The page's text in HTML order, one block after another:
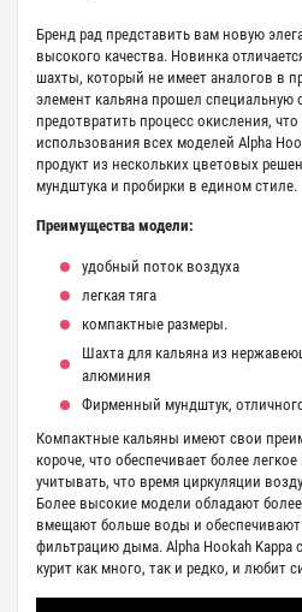
Бренд рад представить вам новую
высокого качества. Новинка
шахты, который не имеет аналогов в
элемент кальяна прошел специальную
предотвратить процесс окисления,
использования всех моделей Alpha
продукт из нескольких цветовых
мундштука и пробирки в едином стиле.
Преимущества модели:
удобный поток воздуха
легкая тяга
компактные размеры.
Шахта для кальяна из
алюминия
Фирменный мундштук,
Компактные кальяны имеют свои
короче, что обеспечивает более
учитывать, что время циркуляции
Более высокие модели обладают
вмещают больше воды и обеспечивают
фильтрацию дыма. Alpha Hookah Kappa
курит как много, так и редко, и любит